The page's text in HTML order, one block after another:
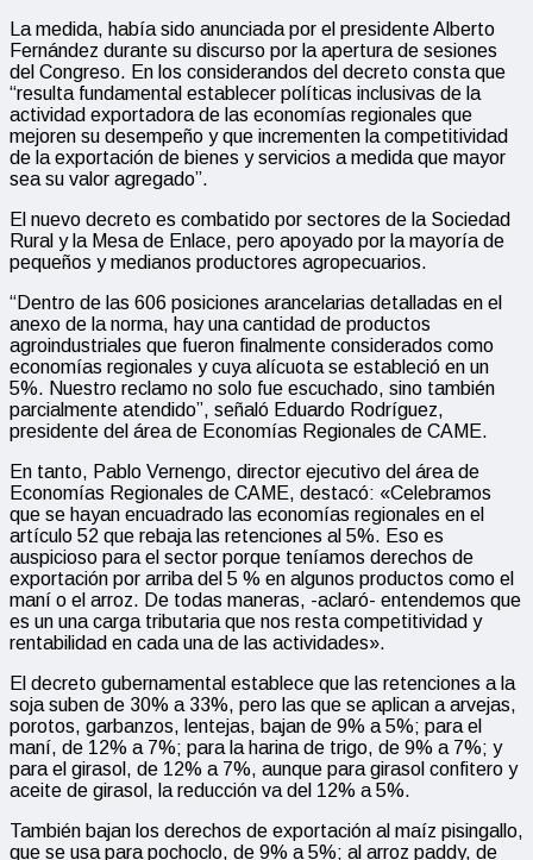
La medida, había sido anunciada por el presidente Alberto
Fernández durante su discurso por la apertura de sesiones
del Congreso. En los considerandos del decreto consta que
“resulta fundamental establecer políticas inclusivas de la
actividad exportadora de las economías regionales que
mejoren su desempeño y que incrementen la competitividad
de la exportación de bienes y servicios a medida que mayor
sea su valor agregado”.
El nuevo decreto es combatido por sectores de la Sociedad
Rural y la Mesa de Enlace, pero apoyado por la mayoría de
pequeños y medianos productores agropecuarios.
“Dentro de las 606 posiciones arancelarias detalladas en el
anexo de la norma, hay una cantidad de productos
agroindustriales que fueron finalmente considerados como
economías regionales y cuya alícuota se estableció en un
5%. Nuestro reclamo no solo fue escuchado, sino también
parcialmente atendido”, señaló Eduardo Rodríguez,
presidente del área de Economías Regionales de CAME.
En tanto, Pablo Vernengo, director ejecutivo del área de
Economías Regionales de CAME, destacó: «Celebramos
que se hayan encuadrado las economías regionales en el
artículo 52 que rebaja las retenciones al 5%. Eso es
auspicioso para el sector porque teníamos derechos de
exportación por arriba del 5 % en algunos productos como el
maní o el arroz. De todas maneras, -aclaró- entendemos que
es un una carga tributaria que nos resta competitividad y
rentabilidad en cada una de las actividades».
El decreto gubernamental establece que las retenciones a la
soja suben de 30% a 33%, pero las que se aplican a arvejas,
porotos, garbanzos, lentejas, bajan de 9% a 5%; para el
maní, de 12% a 7%; para la harina de trigo, de 9% a 7%; y
para el girasol, de 12% a 7%, aunque para girasol confitero y
aceite de girasol, la reducción va del 12% a 5%.
También bajan los derechos de exportación al maíz pisingallo,
que se usa para pochoclo, de 9% a 5%; al arroz paddy, de